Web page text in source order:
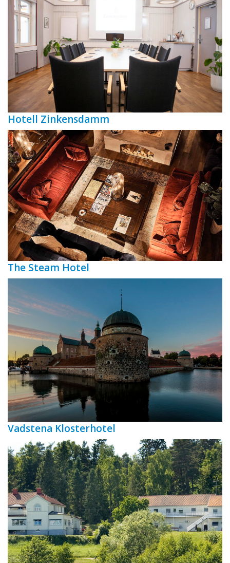
Hotell Zinkensdamm
The Steam Hotel
Vadstena Klosterhotel